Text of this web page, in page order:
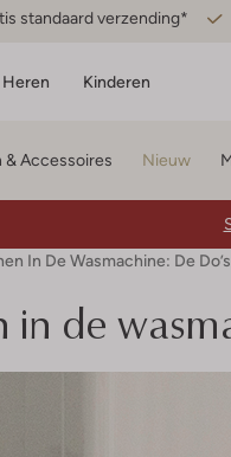
standaard verzending*
Heren Kinderen
& Accessoires Nieuw
In De Wasmachine: De
in de